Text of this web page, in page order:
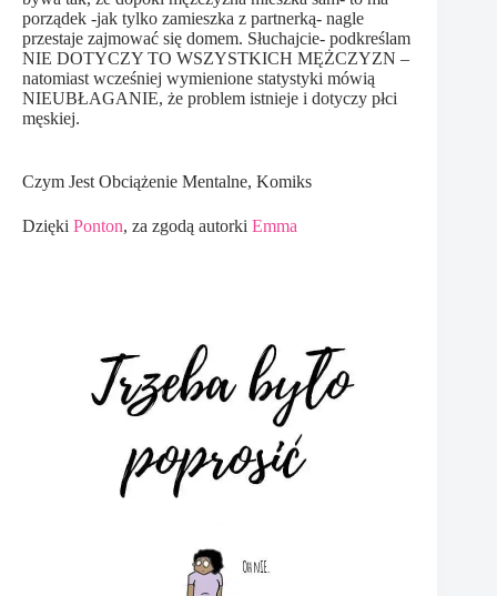
porządek -jak tylko zamieszka z partnerką- nagle
przestaje zajmować się domem. Słuchajcie- podkreślam
NIE DOTYCZY TO WSZYSTKICH MĘŻCZYZN –
natomiast wcześniej wymienione statystyki mówią
NIEUBŁAGANIE, że problem istnieje i dotyczy płci
męskiej.
Czym Jest Obciążenie Mentalne, Komiks
Dzięki Ponton, za zgodą autorki Emma